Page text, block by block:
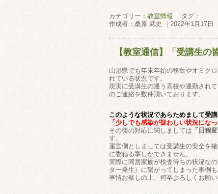
カテゴリー： 教室情報 ｜タグ：
作成者：桑原 武史 ｜2022年1月17日
【教室通信】「受講生の
山形県でも年末年始の移動やオミク
れている状況です。
現実に受講生の通う高校や通勤され
のご連絡を数件頂いております。
このような状況であらためまして受
「少しでも感染が疑わしい状況にな
その後の対応に関しましては 「日程変
す。
運営側としましては受講生の安全を
に委ねる事しかできません。
実際に同居家族が検査待ちの状況な
ター発生）に繋がってしまった事例
事情お察しの上、何卒よろしくお願い